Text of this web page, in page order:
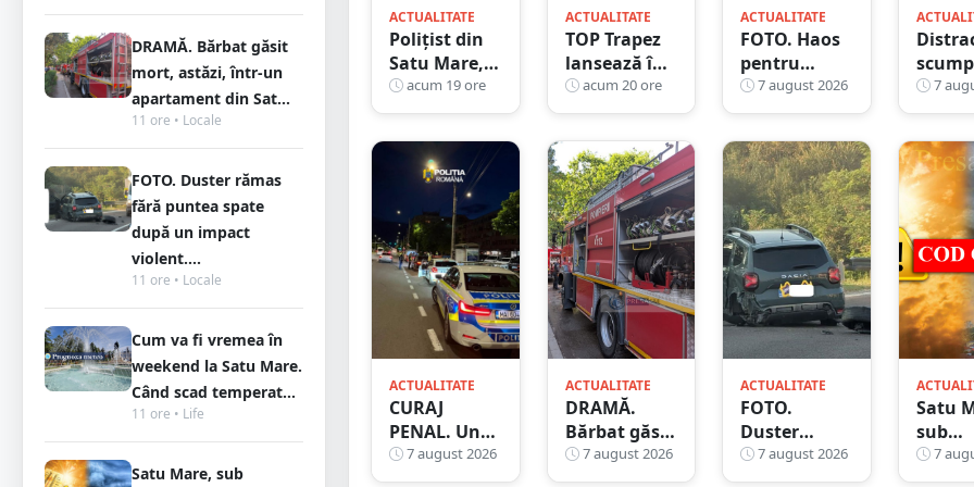
DRAMĂ. Bărbat găsit
mort, astăzi, într-un
apartament din Sat...
11 ore • Locale
FOTO. Duster rămas
fără puntea spate
după un impact
violent....
11 ore • Locale
Cum va fi vremea în
weekend la Satu Mare.
Când scad temperat...
11 ore • Life
Satu Mare, sub
ACTUALITATE
Polițist din
Satu Mare,
prins la
volan cu
1,75 g/l
alcool în
sânge.
Fusese
reclamat la
112 că
circula pe
contrasens
acum 19 ore
ACTUALITATE
TOP Trapez
lansează în
premieră
gardul
metalic „ZIG
ZAG”.
Eveniment
spectaculos
în Grădina
Romei
acum 20 ore
ACTUALITATE
FOTO. Haos
pentru
pasagerii
cursei Wizz
Air Satu
Mare –
Londra. Zbor
anulat, apoi
o nouă
întârziere.
Fără
explicații
clare
7 august 2026
grătar.
s-a
mii de
7
ACTUALITATE
CURAJ
PENAL. Un
bunic de 72
de ani s-a
7 august 2026
ACTUALITATE
DRAMĂ.
Bărbat găsit
mort, astăzi,
într-un
7 august 2026
ACTUALITATE
FOTO.
Duster
rămas fără
puntea
7 august 2026
Satu
sub
de
7